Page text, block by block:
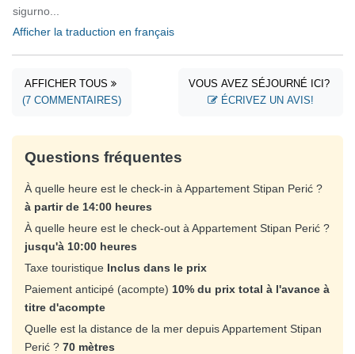
sigurno...
Afficher la traduction en français
AFFICHER TOUS
(7 COMMENTAIRES)
VOUS AVEZ SÉJOURNÉ ICI?
ÉCRIVEZ UN AVIS!
Questions fréquentes
À quelle heure est le check-in à Appartement Stipan Perić ?
à partir de 14:00 heures
À quelle heure est le check-out à Appartement Stipan Perić ?
jusqu'à 10:00 heures
Taxe touristique Inclus dans le prix
Paiement anticipé (acompte) 10% du prix total à l'avance à
titre d'acompte
Quelle est la distance de la mer depuis Appartement Stipan
Perić ? 70 mètres